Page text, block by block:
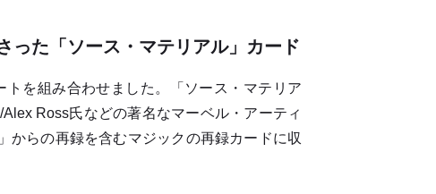
った「ソース・マテリアル」カード
を組み合わせました。「ソース・マテリア
Ross氏などの著名なマーベル・アーティ
からの再録を含むマジックの再録カードに収